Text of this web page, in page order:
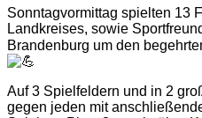
Sonntagvormittag spielten 13
Landkreises, sowie
Brandenburg um den
Auf 3 Spielfeldern und in 2
gegen jeden mit